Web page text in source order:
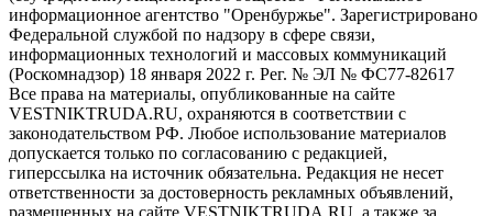
информационное агентство "Оренбуржье". Зарегистрировано
Федеральной службой по надзору в сфере связи,
информационных технологий и массовых коммуникаций
(Роскомнадзор) 18 января 2022 г. Рег. № ЭЛ № ФС77-82617
Все права на материалы, опубликованные на сайте
VESTNIKTRUDA.RU, охраняются в соответствии с
законодательством РФ. Любое использование материалов
допускается только по согласованию с редакцией,
гиперссылка на источник обязательна. Редакция не несет
ответственности за достоверность рекламных объявлений,
размещенных на сайте VESTNIKTRUDA.RU, а также за